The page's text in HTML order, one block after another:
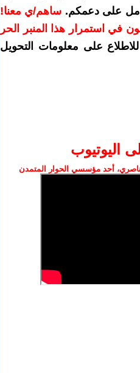
على دعمكم. ساهم/ي معنا!
في استمرار هذا المنبر الحر
للاطلاع على معلومات التحويل
اليوتيوب
أحد مؤسسي الحوار المتمدن